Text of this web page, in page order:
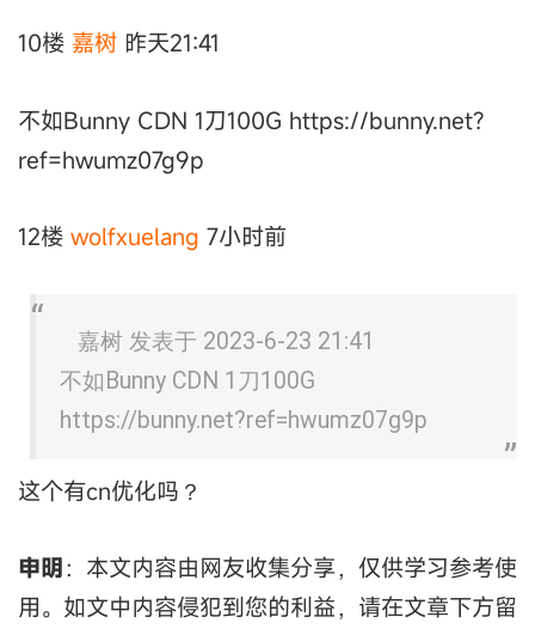
10楼 嘉树 昨天21:41
不如Bunny CDN 1刀100G https://bunny.net?
ref=hwumz07g9p
12楼 wolfxuelang 7小时前
嘉树 发表于 2023-6-23 21:41
不如Bunny CDN 1刀100G
https://bunny.net?ref=hwumz07g9p
这个有cn优化吗？
申明：本文内容由网友收集分享，仅供学习参考使
用。如文中内容侵犯到您的利益，请在文章下方留